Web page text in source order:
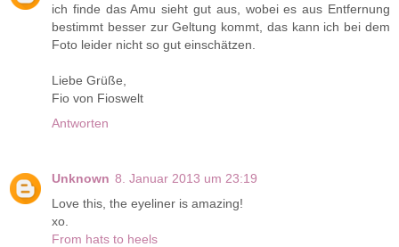
ich finde das Amu sieht gut aus, wobei es aus Entfernung
bestimmt besser zur Geltung kommt, das kann ich bei dem
Foto leider nicht so gut einschätzen.
Liebe Grüße,
Fio von Fioswelt
Antworten
Unknown 8. Januar 2013 um 23:19
Love this, the eyeliner is amazing!
xo.
From hats to heels